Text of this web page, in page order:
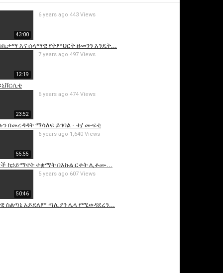
43:00
ስኬታማ እና ሰላማዊ የትምህርት ዘመንን እንዴት...
6 years ago 443 Views
12:19
7 years ago 497 Views
23:52
በመረዳዳት ማሳለፍ ይገባል - ተ/ ሙፍቲ
6 years ago 474 Views
55:55
ከኃይማኖት ተቋማት በእኩል ርቀት ሊቆሙ...
6 years ago 1,640 Views
50:46
ስልጣኔ አይደለም ጣሊያን ሌላ የሚወዳደረን...
5 years ago 607 Views
video